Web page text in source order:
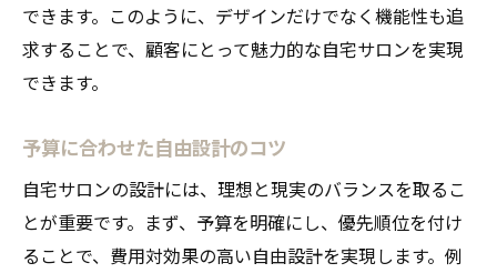
できます。このように、デザインだけでなく機能性も追
求することで、顧客にとって魅力的な自宅サロンを実現
できます。
予算に合わせた自由設計のコツ
自宅サロンの設計には、理想と現実のバランスを取るこ
とが重要です。まず、予算を明確にし、優先順位を付け
ることで、費用対効果の高い自由設計を実現します。例